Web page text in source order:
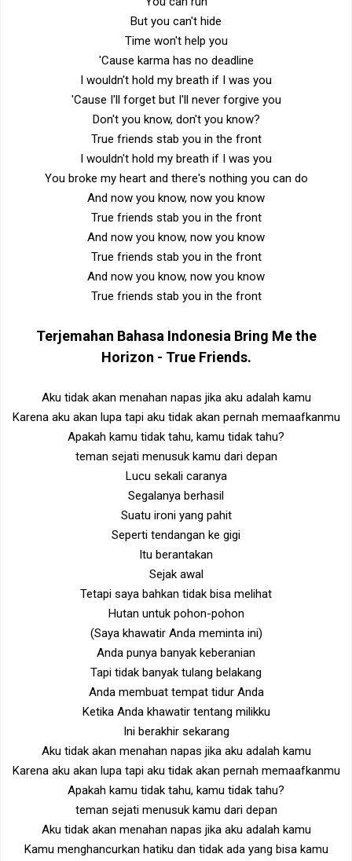
But you can't hide
Time won't help you
'Cause karma has no deadline
I wouldn't hold my breath if I was you
'Cause I'll forget but I'll never forgive you
Don't you know, don't you know?
True friends stab you in the front
I wouldn't hold my breath if I was you
You broke my heart and there's nothing you can do
And now you know, now you know
True friends stab you in the front
And now you know, now you know
True friends stab you in the front
And now you know, now you know
True friends stab you in the front
Terjemahan Bahasa Indonesia Bring Me the
Horizon - True Friends.
Aku tidak akan menahan napas jika aku adalah kamu
Karena aku akan lupa tapi aku tidak akan pernah memaafkanmu
Apakah kamu tidak tahu, kamu tidak tahu?
teman sejati menusuk kamu dari depan
Lucu sekali caranya
Segalanya berhasil
Suatu ironi yang pahit
Seperti tendangan ke gigi
Itu berantakan
Sejak awal
Tetapi saya bahkan tidak bisa melihat
Hutan untuk pohon-pohon
(Saya khawatir Anda meminta ini)
Anda punya banyak keberanian
Tapi tidak banyak tulang belakang
Anda membuat tempat tidur Anda
Ketika Anda khawatir tentang milikku
Ini berakhir sekarang
Aku tidak akan menahan napas jika aku adalah kamu
Karena aku akan lupa tapi aku tidak akan pernah memaafkanmu
Apakah kamu tidak tahu, kamu tidak tahu?
teman sejati menusuk kamu dari depan
Aku tidak akan menahan napas jika aku adalah kamu
Kamu menghancurkan hatiku dan tidak ada yang bisa kamu